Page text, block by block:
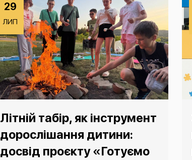
29
ЛИП
Літній табір, як інструмент
дорослішання дитини:
досвід проєкту «Готуємо